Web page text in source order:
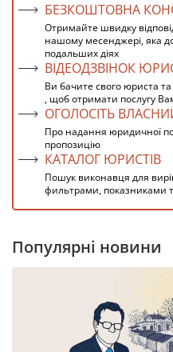
БЕЗКОШТОВНА
Отримайте швидку
нашому месенджері, яка
подальших діях
ВІДЕОДЗВІНОК
Ви бачите свого юриста
, щоб отримати послугу
ОГОЛОСІТЬ
Про надання юридичної
пропозицію
КАТАЛОГ ЮРИСТІВ
Пошук виконавця для
фильтрами, показниками
Популярні новини